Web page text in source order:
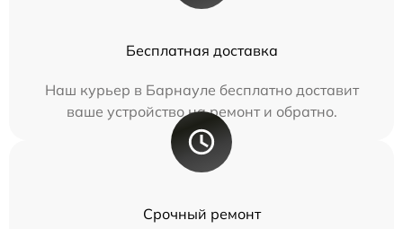
Бесплатная доставка
Наш курьер в Барнауле бесплатно доставит
ваше устройство на ремонт и обратно.
Срочный ремонт